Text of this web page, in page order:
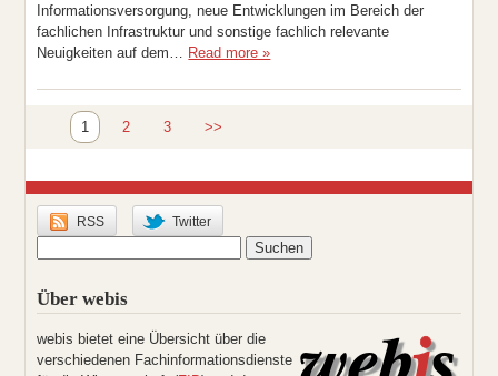
Informationsversorgung, neue Entwicklungen im Bereich der
fachlichen Infrastruktur und sonstige fachlich relevante
Neuigkeiten auf dem… Read more »
1 2 3 >>
RSS Twitter
Über webis
webis bietet eine Übersicht über die
verschiedenen Fachinformationsdienste